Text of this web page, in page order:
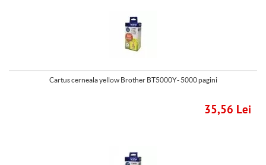
Cartus cerneala yellow Brother BT5000Y- 5000 pagini
35,56 Lei